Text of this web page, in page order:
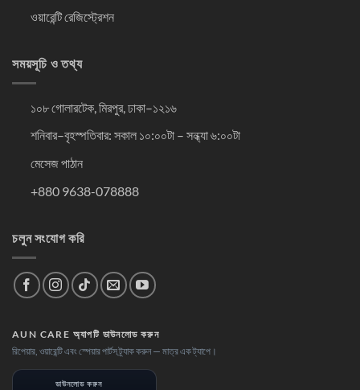
ওয়ারেন্টি রেজিস্ট্রেশন
সময়সূচি ও তথ্য
১০৮ গোলারটেক, মিরপুর, ঢাকা–১২১৬
শনিবার–বৃহস্পতিবার: সকাল ১০:০০টা – সন্ধ্যা ৬:০০টা
মেসেজ পাঠান
+880 9638-078888
চলুন সংযোগ করি
AUN CARE অ্যাপটি ডাউনলোড করুন
রিপেয়ার, ওয়ারেন্টি এবং স্পেয়ার পার্টস ট্র্যাক করুন — মাত্র এক ট্যাপে।
ডাউনলোড করুন